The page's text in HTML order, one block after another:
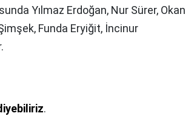
Yılmaz Erdoğan, Nur Sürer, Okan
Funda Eryiğit, İncinur
.